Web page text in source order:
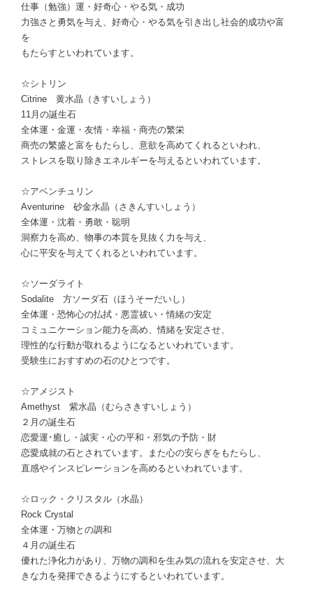
仕事（勉強）運・好奇心・やる気・成功
力強さと勇気を与え、好奇心・やる気を引き出し社会的成功や富
を
もたらすといわれています。
☆シトリン
Citrine 黄水晶（きすいしょう）
11月の誕生石
全体運・金運・友情・幸福・商売の繁栄
商売の繁盛と富をもたらし、意欲を高めてくれるといわれ、
ストレスを取り除きエネルギーを与えるといわれています。
☆アベンチュリン
Aventurine 砂金水晶（さきんすいしょう）
全体運・沈着・勇敢・聡明
洞察力を高め、物事の本質を見抜く力を与え、
心に平安を与えてくれるといわれています。
☆ソーダライト
Sodalite 方ソーダ石（ほうそーだいし）
全体運・恐怖心の払拭・悪霊祓い・情緒の安定
コミュニケーション能力を高め、情緒を安定させ、
理性的な行動が取れるようになるといわれています。
受験生におすすめの石のひとつです。
☆アメジスト
Amethyst 紫水晶（むらさきすいしょう）
２月の誕生石
恋愛運･癒し・誠実・心の平和・邪気の予防・財
恋愛成就の石とされています。また心の安らぎをもたらし、
直感やインスピレーションを高めるといわれています。
☆ロック・クリスタル（水晶）
Rock Crystal
全体運・万物との調和
４月の誕生石
優れた浄化力があり、万物の調和を生み気の流れを安定させ、大
きな力を発揮できるようにするといわれています。